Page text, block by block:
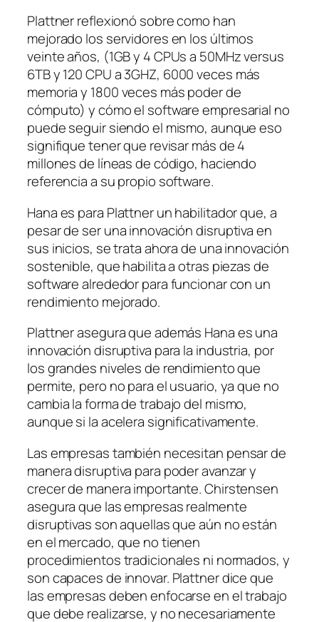
Plattner reflexionó sobre como han
mejorado los servidores en los últimos
veinte años, (1GB y 4 CPUs a 50MHz versus
6TB y 120 CPU a 3GHZ, 6000 veces más
memoria y 1800 veces más poder de
cómputo) y cómo el software empresarial no
puede seguir siendo el mismo, aunque eso
signifique tener que revisar más de 4
millones de líneas de código, haciendo
referencia a su propio software.
Hana es para Plattner un habilitador que, a
pesar de ser una innovación disruptiva en
sus inicios, se trata ahora de una innovación
sostenible, que habilita a otras piezas de
software alrededor para funcionar con un
rendimiento mejorado.
Plattner asegura que además Hana es una
innovación disruptiva para la industria, por
los grandes niveles de rendimiento que
permite, pero no para el usuario, ya que no
cambia la forma de trabajo del mismo,
aunque si la acelera significativamente.
Las empresas también necesitan pensar de
manera disruptiva para poder avanzar y
crecer de manera importante. Chirstensen
asegura que las empresas realmente
disruptivas son aquellas que aún no están
en el mercado, que no tienen
procedimientos tradicionales ni normados, y
son capaces de innovar. Plattner dice que
las empresas deben enfocarse en el trabajo
que debe realizarse, y no necesariamente